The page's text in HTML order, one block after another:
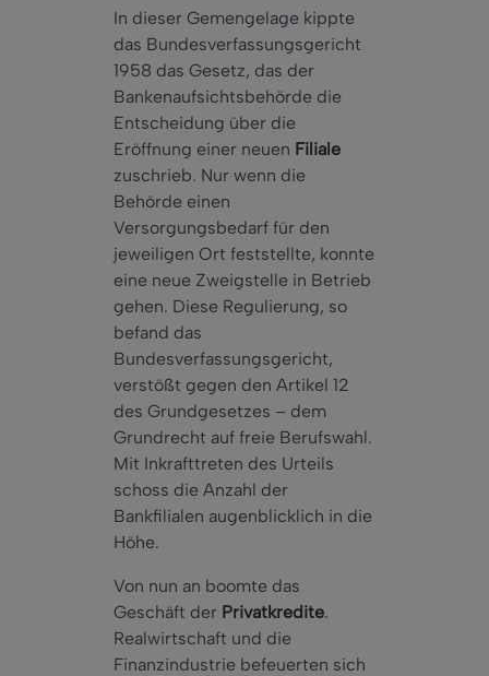
In dieser Gemengelage kippte
das Bundesverfassungsgericht
1958 das Gesetz, das der
Bankenaufsichtsbehörde die
Entscheidung über die
Eröffnung einer neuen Filiale
zuschrieb. Nur wenn die
Behörde einen
Versorgungsbedarf für den
jeweiligen Ort feststellte, konnte
eine neue Zweigstelle in Betrieb
gehen. Diese Regulierung, so
befand das
Bundesverfassungsgericht,
verstößt gegen den Artikel 12
des Grundgesetzes – dem
Grundrecht auf freie Berufswahl.
Mit Inkrafttreten des Urteils
schoss die Anzahl der
Bankfilialen augenblicklich in die
Höhe.
Von nun an boomte das
Geschäft der Privatkredite.
Realwirtschaft und die
Finanzindustrie befeuerten sich